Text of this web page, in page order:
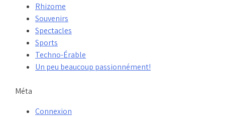
Rhizome
Souvenirs
Spectacles
Sports
Techno-Érable
Un peu beaucoup passionnément!
Méta
Connexion